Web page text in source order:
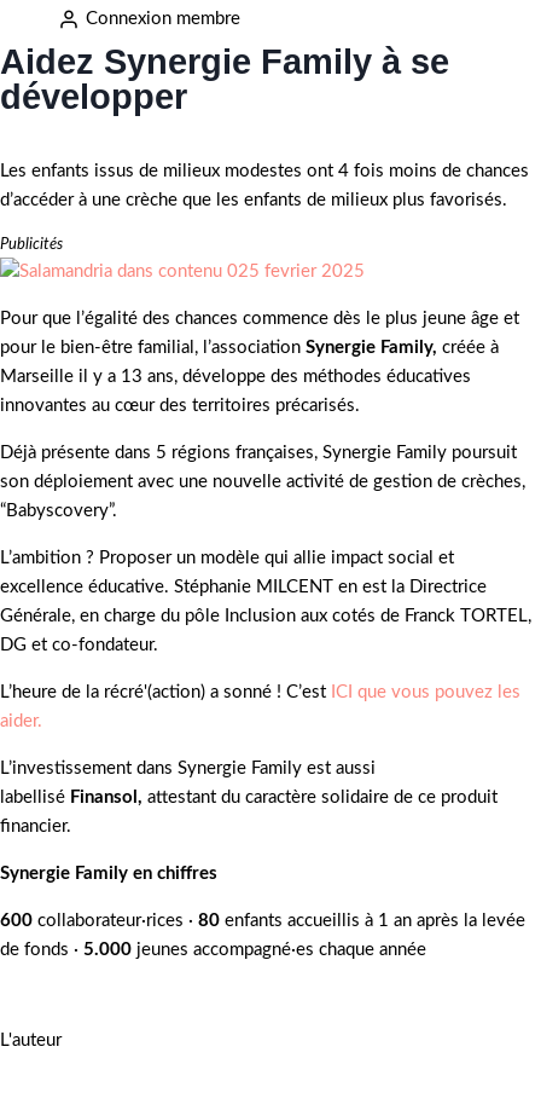
Connexion membre
Aidez Synergie Family à se
développer
Les enfants issus de milieux modestes ont 4 fois moins de chances
d’accéder à une crèche que les enfants de milieux plus favorisés.
Publicités
Pour que l’égalité des chances commence dès le plus jeune âge et
pour le bien-être familial, l’association Synergie Family, créée à
Marseille il y a 13 ans, développe des méthodes éducatives
innovantes au cœur des territoires précarisés.
Déjà présente dans 5 régions françaises, Synergie Family poursuit
son déploiement avec une nouvelle activité de gestion de crèches,
“Babyscovery”.
L’ambition ? Proposer un modèle qui allie impact social et
excellence éducative. Stéphanie MILCENT en est la Directrice
Générale, en charge du pôle Inclusion aux cotés de Franck TORTEL,
DG et co-fondateur.
L’heure de la récré'(action) a sonné ! C’est ICI que vous pouvez les
aider.
L’investissement dans Synergie Family est aussi
labellisé Finansol, attestant du caractère solidaire de ce produit
financier.
Synergie Family en chiffres
600 collaborateur·rices · 80 enfants accueillis à 1 an après la levée
de fonds · 5.000 jeunes accompagné·es chaque année
L'auteur